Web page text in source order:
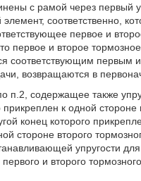
с рамой через первый
элемент, соответственно,
первое и
первое и второе
соответствующим первым
возвращаются в
п.2, содержащее также
прикреплен к одной стороне
конец которого
стороне второго
упругости
и второго